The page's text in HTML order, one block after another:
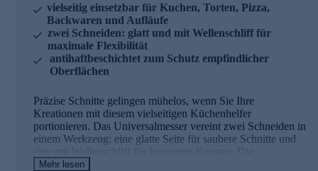
vielseitig einsetzbar für Kuchen, Torten, Pizza,
Backwaren und Aufläufe
zwei Schneiden: glatt und mit Wellenschliff für
maximale Flexibilität
antihaftbeschichtet zum Schutz empfindlicher
Oberflächen
Präzise Schnitte gelingen mühelos, wenn Sie Ihre
Kreationen mit diesem vielseitigen Küchenhelfer
portionieren. Das Universalmesser vereint zwei Schneiden in
einem Werkzeug: eine glatte Seite für saubere Schnitte und
eine mit Wellenschliff für knusprige Krusten. Die
Antihaftbeschichtung gleitet sanft durch Ihre Backwerke,
Mehr lesen